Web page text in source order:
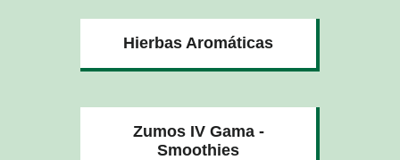
Hierbas Aromáticas
Zumos IV Gama -
Smoothies